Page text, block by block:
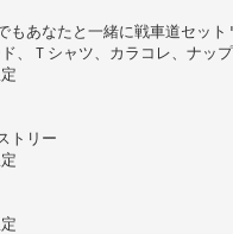
もあなたと一緒に戦車道セッ
、Ｔシャツ、カラコレ、ナップ
トリー